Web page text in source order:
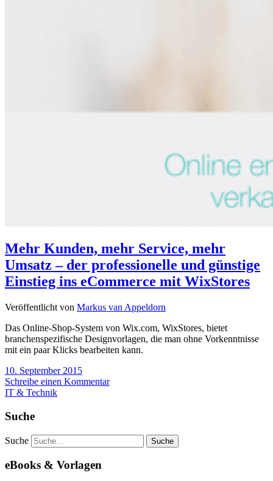
Mehr Kunden, mehr Service, mehr
Umsatz – der professionelle und günstige
Einstieg ins eCommerce mit WixStores
Veröffentlicht von Markus van Appeldorn
Das Online-Shop-System von Wix.com, WixStores, bietet
branchenspezifische Designvorlagen, die man ohne Vorkenntnisse
mit ein paar Klicks bearbeiten kann.
10. September 2015
Schreibe einen Kommentar
IT & Technik
Suche
Suche
eBooks & Vorlagen